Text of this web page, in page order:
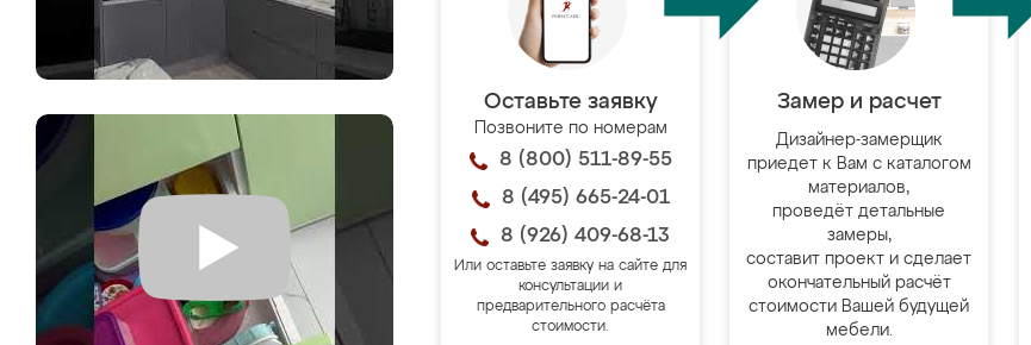
Оставьте заявку
Позвоните по номерам
8 (800) 511-89-55
8 (495) 665-24-01
8 (926) 409-68-13
Или оставьте заявку на сайте для
консультации и
предварительного расчёта
стоимости.
Замер и расчет
Дизайнер-замерщик
приедет к Вам с каталогом
материалов,
проведёт детальные
замеры,
составит проект и сделает
окончательный расчёт
стоимости Вашей будущей
мебели.